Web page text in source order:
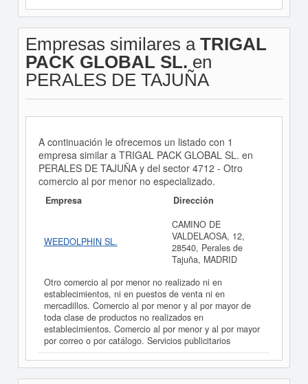
Empresas similares a TRIGAL
PACK GLOBAL SL. en
PERALES DE TAJUÑA
A continuación le ofrecemos un listado con 1
empresa similar a TRIGAL PACK GLOBAL SL. en
PERALES DE TAJUÑA y del sector 4712 - Otro
comercio al por menor no especializado.
Empresa Dirección
WEEDOLPHIN SL.
CAMINO DE
VALDELAOSA, 12,
28540, Perales de
Tajuña, MADRID
Otro comercio al por menor no realizado ni en
establecimientos, ni en puestos de venta ni en
mercadillos. Comercio al por menor y al por mayor de
toda clase de productos no realizados en
establecimientos. Comercio al por menor y al por mayor
por correo o por catálogo. Servicios publicitarios